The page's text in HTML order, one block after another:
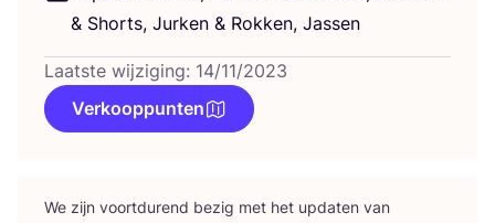
& Shorts, Jur­ken & Rok­ken, Jassen
Laatste wijziging: 14/11/2023
Verkooppunten
We zijn voort­du­rend bezig met het upda­ten van